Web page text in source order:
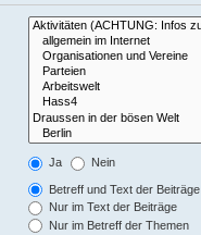
Ja Nein
Betreff und Text der Beiträge
Nur im Text der Beiträge
Nur im Betreff der Themen